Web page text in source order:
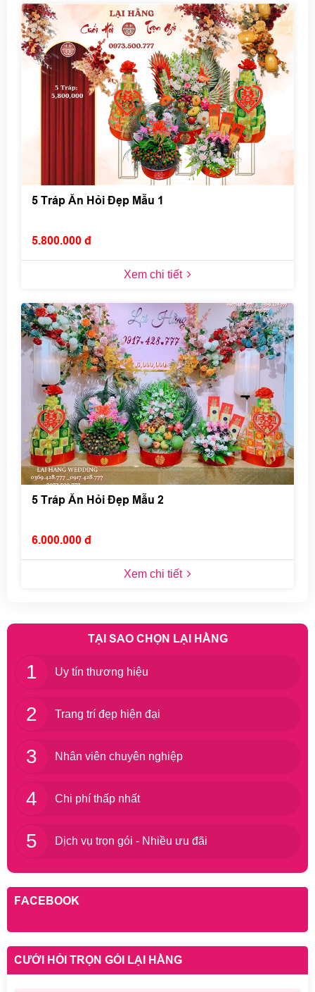
5 Tráp Ăn Hỏi Đẹp Mẫu 1
5.800.000 đ
Xem chi tiết
5 Tráp Ăn Hỏi Đẹp Mẫu 2
6.000.000 đ
Xem chi tiết
TẠI SAO CHỌN LẠI HẰNG
1 Uy tín thương hiệu
2 Trang trí đẹp hiện đại
3 Nhân viên chuyên nghiệp
4 Chi phí thấp nhất
5 Dịch vụ trọn gói - Nhiều ưu đãi
FACEBOOK
CƯỚI HỎI TRỌN GÓI LẠI HẰNG